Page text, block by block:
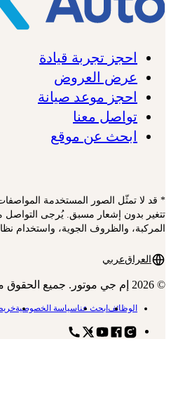
احجز تجربة قيادة
عرض العروض
احجز موعد صيانة
تواصل معنا
ابحث عن موقع
* قد لا تمثّل الصور المستخدمة
تتغير بدون إشعار مسبق. يُرجى التواصل
المركبة، والظروف الجوية، واستخدام
العراقعربي
© 2026 إم جي موتور. جميع الحقوق محفوظة.
الوظائفابحث عناسياسة الخصوصية